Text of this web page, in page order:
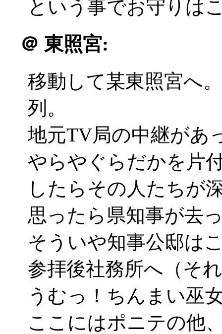
という事でお守りは
＠ 東照宮:
移動して某東照宮へ
列。
地元TV局の中継があ
やらやぐらだかを片
したらその人たちが
思ったら県知事が去
そういや知事公邸は
参拝後社務所へ（そ
うむっ！ちんまい巫
ここにはポニテの他